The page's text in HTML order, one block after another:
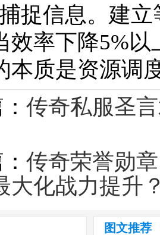
捉信息。建
效率下降5%
本质是资源调
传奇私服圣
传奇荣誉勋
大化战力提升
图文推荐